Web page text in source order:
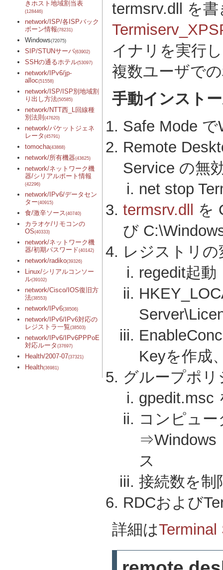
きホスト地域割当表
(128446)
network/ISP/各ISPバック
ボーン情報(78231)
Windows(72075)
SIP/STUNサーバ(63902)
SSHの通るホテル(53097)
network/IPv6/jp-
alloc(51558)
network/ISP/ISP別地域割
り出し方法(50585)
network/NTT西_L回線種
別法則(47620)
network/パケットジェネ
レータ (45791)
tomocha(43868)
network/所有機器(43625)
network/ネットワーク機
器/シリアルポート情報
(42296)
network/IPv6/データセン
ター(40915)
食/激辛ソース (40740)
カラオケ/リモコンの
OS(40333)
network/ネットワーク機
器/初期パスワード(40142)
network/radiko(39326)
Linux/シリアルコンソー
ル(39102)
network/Cisco/IOS復旧方
法(38553)
network/IPv6(38506)
network/IPv6/IPv6対応の
レジストラ一覧(38503)
network/IPv6/IPv6PPPoE
対応ルータ (37697)
Health/2007-07(37321)
Health(36981)
termsrv.dll を
イナリを実行
複数ユーザで
手動インスト
Safe Mode
Remote
Service の無
net stop
termsrv.dll を
び
レジストリの
regedit起動
Keyを作成
グループポリ
gpedit.msc
コンピュ
⇒Windows
ス
接続数を制
RDCおよび
詳細はTerminal